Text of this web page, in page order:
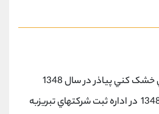
شركت سهامي پياز و سبزي خشک كني پياذر در سال 1348
تاسيس و در تاريخ 1348/7/28 در اداره ثبت شركتهاي تبريزبه